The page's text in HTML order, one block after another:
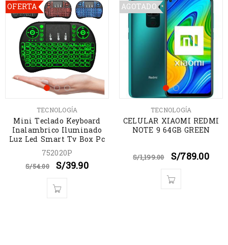
OFERTA
TECNOLOGÍA
Mini Teclado Keyboard
Inalambrico Iluminado
Luz Led Smart Tv Box Pc
752020P
S/54.00 S/39.90
AGOTADO
TECNOLOGÍA
CELULAR XIAOMI REDMI
NOTE 9 64GB GREEN
S/1,199.00 S/789.00